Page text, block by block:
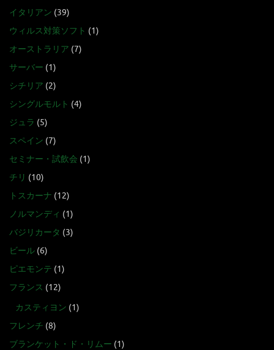
イタリアン (39)
ウィルス対策ソフト (1)
オーストラリア (7)
サーバー (1)
シチリア (2)
シングルモルト (4)
ジュラ (5)
スペイン (7)
セミナー・試飲会 (1)
チリ (10)
トスカーナ (12)
ノルマンディ (1)
バジリカータ (3)
ビール (6)
ピエモンテ (1)
フランス (12)
カスティヨン (1)
フレンチ (8)
ブランケット・ド・リムー (1)